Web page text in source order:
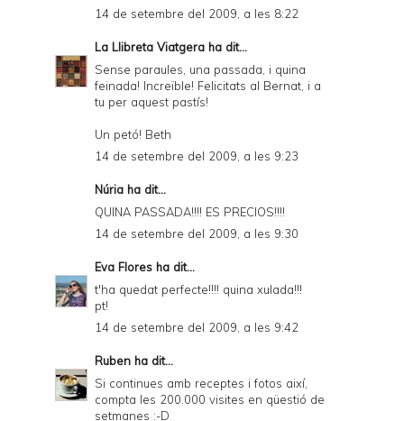
14 de setembre del 2009, a les 8:22
La Llibreta Viatgera ha dit...
Sense paraules, una passada, i quina
feinada! Increïble! Felicitats al Bernat, i a
tu per aquest pastís!
Un petó! Beth
14 de setembre del 2009, a les 9:23
Núria ha dit...
QUINA PASSADA!!!! ES PRECIOS!!!!
14 de setembre del 2009, a les 9:30
Eva Flores ha dit...
t'ha quedat perfecte!!!! quina xulada!!!
pt!
14 de setembre del 2009, a les 9:42
Ruben ha dit...
Si continues amb receptes i fotos així,
compta les 200.000 visites en qüestió de
setmanes :-D